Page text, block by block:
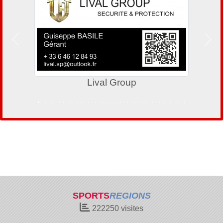
Lival Group
Précedent
SPORTSREGIONS
222250 visites